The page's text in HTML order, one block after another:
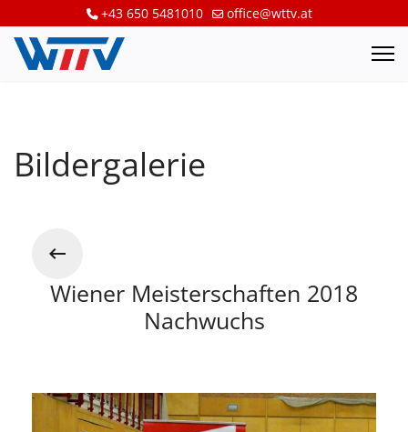
+43 650 5481010 office@wttv.at
Bildergalerie
Wiener Meisterschaften 2018
Nachwuchs